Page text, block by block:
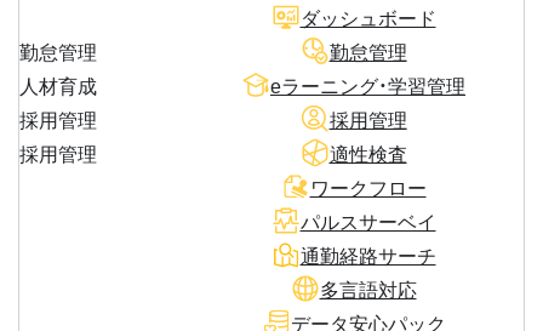
ダッシュボード
勤怠管理
勤怠管理
人材育成
eラーニング・学習管理
採用管理
採用管理
採用管理
適性検査
ワークフロー
パルスサーベイ
通勤経路サーチ
多言語対応
データ安心パック